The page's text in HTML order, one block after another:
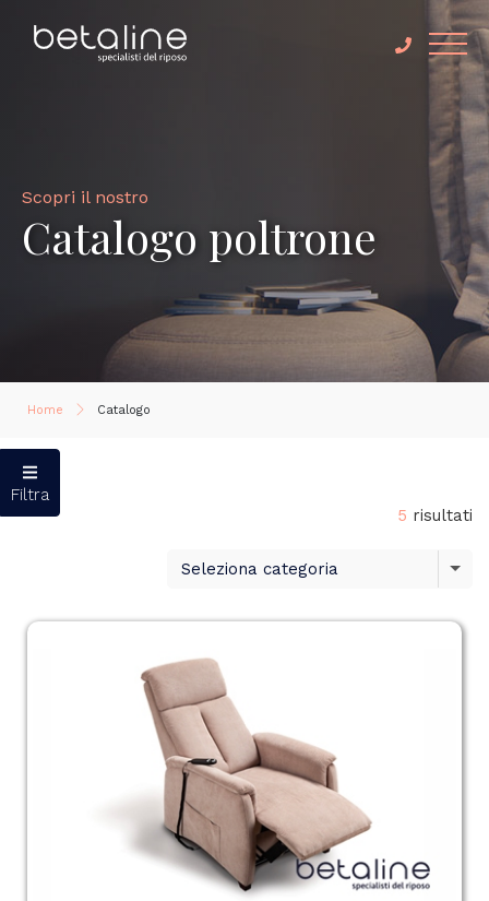
Scopri il nostro
Catalogo poltrone
Home Catalogo
Filtra
5 risultati
Seleziona categoria